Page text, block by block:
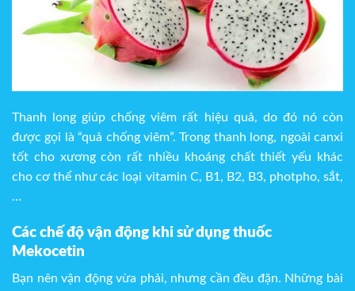
Thanh long giúp chống viêm rất hiệu quả, do đó nó còn
được gọi là “quả chống viêm”. Trong thanh long, ngoài canxi
tốt cho xương còn rất nhiều khoáng chất thiết yếu khác
cho cơ thể như các loại vitamin C, B1, B2, B3, photpho, sắt,
…
Các chế độ vận động khi sử dụng thuốc
Mekocetin
Bạn nên vận động vừa phải, nhưng cần đều đặn. Những bài